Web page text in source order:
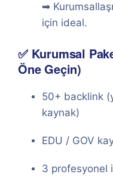
➡
için ideal.
✅ Kurumsal
Öne Geçin)
50+ backlink
kaynak)
EDU / GOV
3 profesyonel